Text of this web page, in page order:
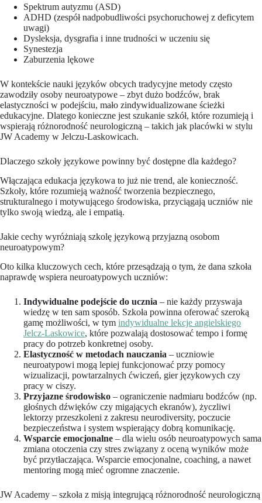
Spektrum autyzmu (ASD)
ADHD (zespół nadpobudliwości psychoruchowej z deficytem
uwagi)
Dysleksja, dysgrafia i inne trudności w uczeniu się
Synestezja
Zaburzenia lękowe
W kontekście nauki języków obcych tradycyjne metody często
zawodziły osoby neuroatypowe – zbyt dużo bodźców, brak
elastyczności w podejściu, mało zindywidualizowane ścieżki
edukacyjne. Dlatego konieczne jest szukanie szkół, które rozumieją i
wspierają różnorodność neurologiczną – takich jak placówki w stylu
JW Academy w Jelczu-Laskowicach.
Dlaczego szkoły językowe powinny być dostępne dla każdego?
Włączająca edukacja językowa to już nie trend, ale konieczność.
Szkoły, które rozumieją ważność tworzenia bezpiecznego,
strukturalnego i motywującego środowiska, przyciągają uczniów nie
tylko swoją wiedzą, ale i empatią.
Jakie cechy wyróżniają szkolę językową przyjazną osobom
neuroatypowym?
Oto kilka kluczowych cech, które przesądzają o tym, że dana szkoła
naprawdę wspiera neuroatypowych uczniów:
Indywidualne podejście do ucznia – nie każdy przyswaja
wiedzę w ten sam sposób. Szkoła powinna oferować szeroką
gamę możliwości, w tym indywidualne lekcje angielskiego
Jelcz-Laskowice, które pozwalają dostosować tempo i formę
pracy do potrzeb konkretnej osoby.
Elastyczność w metodach nauczania – uczniowie
neuroatypowi mogą lepiej funkcjonować przy pomocy
wizualizacji, powtarzalnych ćwiczeń, gier językowych czy
pracy w ciszy.
Przyjazne środowisko – ograniczenie nadmiaru bodźców (np.
głośnych dźwięków czy migających ekranów), życzliwi
lektorzy przeszkoleni z zakresu neurodiversity, poczucie
bezpieczeństwa i system wspierający dobrą komunikację.
Wsparcie emocjonalne – dla wielu osób neuroatypowych sama
zmiana otoczenia czy stres związany z oceną wyników może
być przytłaczająca. Wsparcie emocjonalne, coaching, a nawet
mentoring mogą mieć ogromne znaczenie.
JW Academy – szkoła z misją integrującą różnorodność neurologiczną